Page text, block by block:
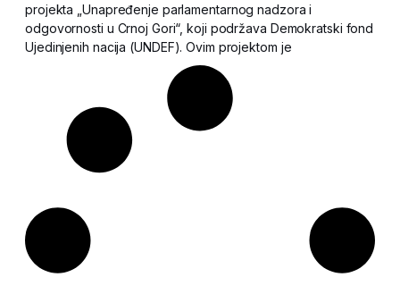
projekta „Unapređenje parlamentarnog nadzora i
odgovornosti u Crnoj Gori“, koji podržava Demokratski fond
Ujedinjenih nacija (UNDEF). Ovim projektom je